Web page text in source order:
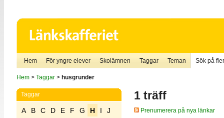
Hem För yngre elever Skolämnen Taggar Teman Sök på
Hem> Taggar> husgrunder
Taggar
A B C D E F G H I
J
1 träff
Prenumerera på nya länkar